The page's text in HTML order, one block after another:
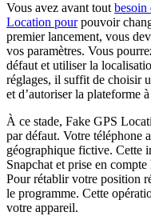
Vous avez avant toutbesoin
Location pourpouvoir
premier lancement, vous
vos paramètres. Vous
défaut et utiliser la
réglages, il suffit de choisir
et d’autoriser la plateforme
À ce stade, Fake GPS
par défaut. Votre téléphone
géographique fictive. Cette
Snapchat et prise en
Pour rétablir votre position
le programme. Cette
votre appareil.